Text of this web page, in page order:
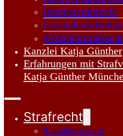
Internetstrafrecht
Verkehrsstrafrecht
Kanzlei Katja Günther
Erfahrungen mit
Katja Günther
Strafrecht
Sexualstrafrecht